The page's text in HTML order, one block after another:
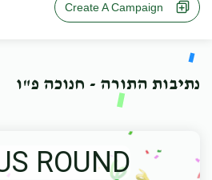
Create A Campaign
נתיבות התורה - חנוכה פ"ו
ROUND